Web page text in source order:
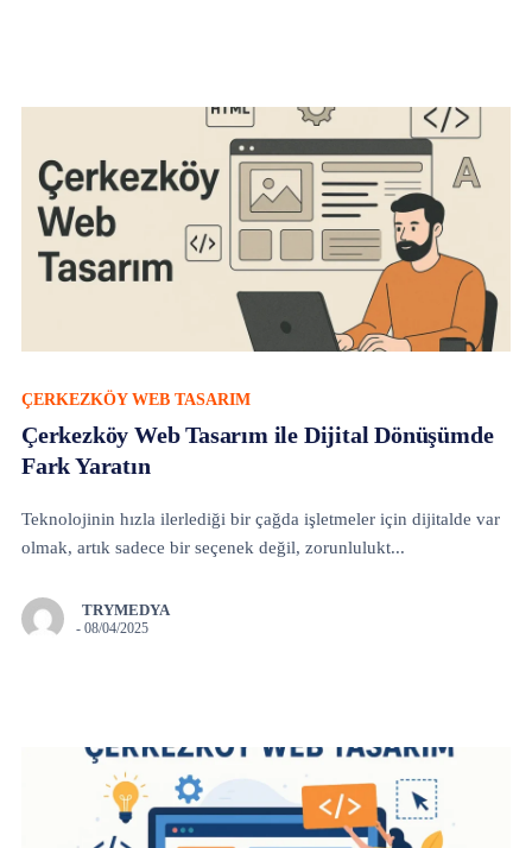
ÇERKEZKÖY WEB TASARIM
Çerkezköy Web Tasarım ile Dijital Dönüşümde
Fark Yaratın
Teknolojinin hızla ilerlediği bir çağda işletmeler için dijitalde var
olmak, artık sadece bir seçenek değil, zorunlulukt...
TRYMEDYA
- 08/04/2025